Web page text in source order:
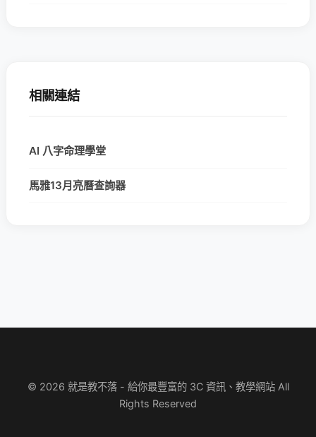
相關連結
AI 八字命理學堂
馬雅13月亮曆查詢器
© 2026 就是教不落 - 給你最豐富的 3C 資訊、教學網站 All
Rights Reserved